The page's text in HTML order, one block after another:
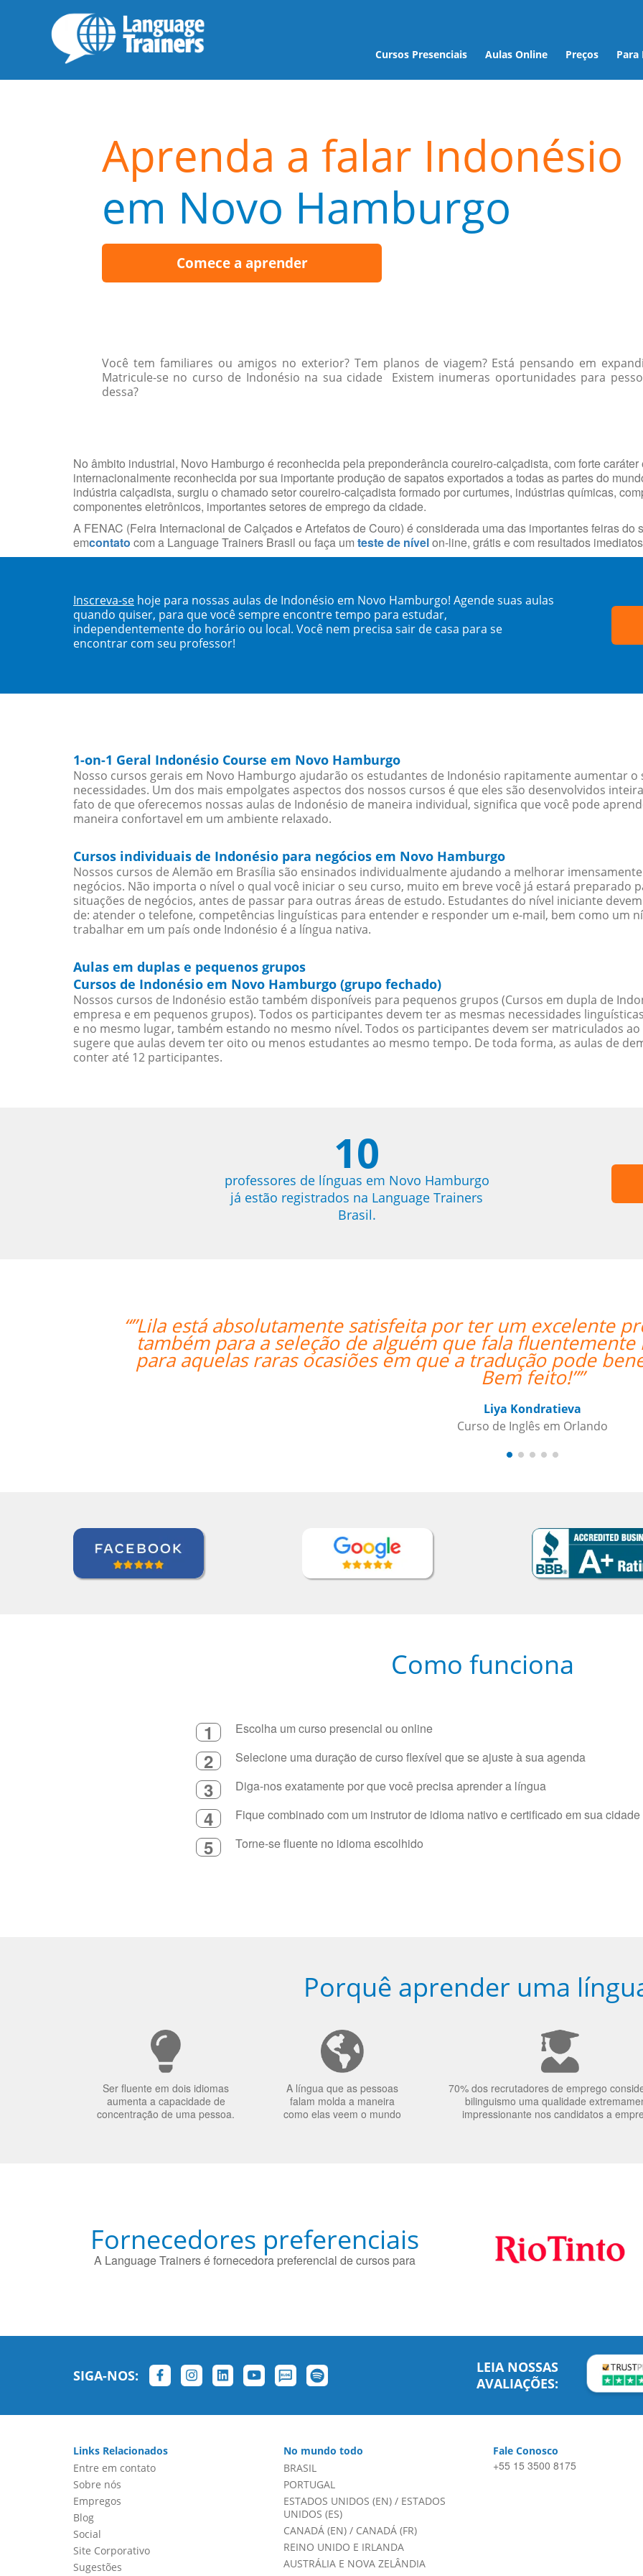
Cursos Presenciais Aulas Online Preços Para
Aprenda a falar Indonésio
em Novo Hamburgo
Comece a aprender
Você tem familiares ou amigos no exterior? Tem planos de viagem? Está pensando em
Matricule-se no curso de Indonésio na sua cidade Existem inumeras oportunidades para
dessa?
No âmbito industrial, Novo Hamburgo é reconhecida pela preponderância coureiro-calçadista, com forte
internacionalmente reconhecida por sua importante produção de sapatos exportados a todas as partes do
indústria calçadista, surgiu o chamado setor coureiro-calçadista formado por curtumes, indústrias químicas,
componentes eletrônicos, importantes setores de emprego da cidade.
A FENAC (Feira Internacional de Calçados e Artefatos de Couro) é considerada uma das importantes feiras do
emcontato com a Language Trainers Brasil ou faça um teste de nívelon-line, grátis e com resultados imediatos
Inscreva-se hoje para nossas aulas de Indonésio em Novo Hamburgo! Agende suas aulas
quando quiser, para que você sempre encontre tempo para estudar,
independentemente do horário ou local. Você nem precisa sair de casa para se
encontrar com seu professor!
1-on-1 Geral Indonésio Course em Novo Hamburgo
Nosso cursos gerais em Novo Hamburgo ajudarão os estudantes de Indonésio rapitamente aumentar o
necessidades. Um dos mais empolgates aspectos dos nossos cursos é que eles são desenvolvidos
fato de que oferecemos nossas aulas de Indonésio de maneira individual, significa que você pode
maneira confortavel em um ambiente relaxado.
Cursos individuais de Indonésio para negócios em Novo Hamburgo
Nossos cursos de Alemão em Brasília são ensinados individualmente ajudando a melhorar
negócios. Não importa o nível o qual você iniciar o seu curso, muito em breve você já estará preparado
situações de negócios, antes de passar para outras áreas de estudo. Estudantes do nível iniciante
de: atender o telefone, competências linguísticas para entender e responder um e-mail, bem como um
trabalhar em um país onde Indonésio é a língua nativa.
Aulas em duplas e pequenos grupos
Cursos de Indonésio em Novo Hamburgo (grupo fechado)
Nossos cursos de Indonésio estão também disponíveis para pequenos grupos (Cursos em dupla de
empresa e em pequenos grupos). Todos os participantes devem ter as mesmas necessidades
e no mesmo lugar, também estando no mesmo nível. Todos os participantes devem ser matriculados
sugere que aulas devem ter oito ou menos estudantes ao mesmo tempo. De toda forma, as aulas de
conter até 12 participantes.
10
professores de línguas em Novo Hamburgo
já estão registrados na Language Trainers
Brasil.
por ter um excelente professor de Inglês! Pontos positivos
que fala fluentemente russo para ajudai ainda mais Lila,
em que a tradução pode beneficiar a aquisição de vocabulário.
Bem feito!””
Como funciona
1 Escolha um curso presencial ou online
2 Selecione uma duração de curso flexível que se ajuste à sua agenda
3 Diga-nos exatamente por que você precisa aprender a língua
4 Fique combinado com um instrutor de idioma nativo e certificado em sua
5 Torne-se fluente no idioma escolhido
Porquê aprender uma
Ser fluente em dois idiomas
aumenta a capacidade de
concentração de uma pessoa.
A língua que as pessoas
falam molda a maneira
como elas veem o mundo
70% dos recrutadores de emprego
bilinguismo uma qualidade
impressionante nos candidatos a
Fornecedores preferenciais
A Language Trainers é fornecedora preferencial de cursos para
SIGA-NOS:
LEIA NOSSAS
AVALIAÇÕES:
Links Relacionados
Entre em contato
Sobre nós
Empregos
Blog
Social
Site Corporativo
Sugestões
No mundo todo
BRASIL
PORTUGAL
ESTADOS UNIDOS (EN)/ ESTADOS
UNIDOS (ES)
CANADÁ (EN)/ CANADÁ (FR)
REINO UNIDO E IRLANDA
AUSTRÁLIA E NOVA ZELÂNDIA
Fale Conosco
+55 15 3500 8175